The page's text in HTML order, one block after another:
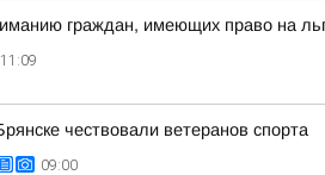
граждан, имеющих право на
11:09
чествовали ветеранов спорта
09:00